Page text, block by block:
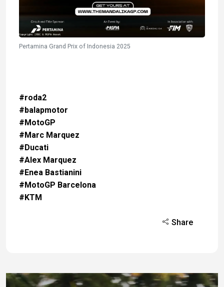
Pertamina Grand Prix of Indonesia 2025
#roda2
#balapmotor
#MotoGP
#Marc Marquez
#Ducati
#Alex Marquez
#Enea Bastianini
#MotoGP Barcelona
#KTM
Share